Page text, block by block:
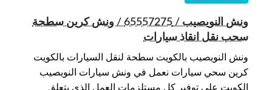
ونش النويصيب / 65557275 / ونش كرين سطحة
سحب نقل انقاذ سيارات
ونش النويصيب بالكويت سطحة لنقل السيارات بالكويت
كرين سحي سيارات نعمل في ونش سيارات النويصيب
الكويت على توفير كل مستلزمات العمل الذي يتعلق